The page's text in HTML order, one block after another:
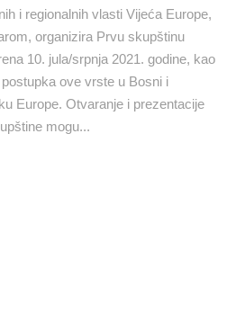
i regionalnih vlasti Vijeća Europe,
organizira Prvu skupštinu
10. jula/srpnja 2021. godine, kao
ove vrste u Bosni i
Europe. Otvaranje i prezentacije
mogu...